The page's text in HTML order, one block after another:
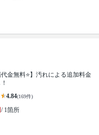
代金無料⭐️】汚れによる追加料金
4.84(169件)
/ 1箇所